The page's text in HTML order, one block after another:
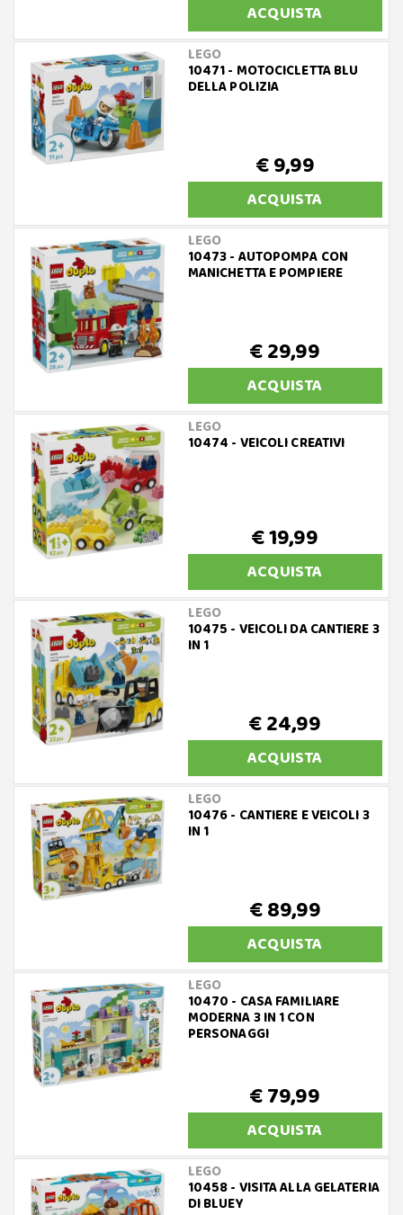
ACQUISTA
LEGO
10471 - MOTOCICLETTA BLU
DELLA POLIZIA
€ 9,99
ACQUISTA
LEGO
10473 - AUTOPOMPA CON
MANICHETTA E POMPIERE
€ 29,99
ACQUISTA
LEGO
10474 - VEICOLI CREATIVI
€ 19,99
ACQUISTA
LEGO
10475 - VEICOLI DA CANTIERE 3
IN 1
€ 24,99
ACQUISTA
LEGO
10476 - CANTIERE E VEICOLI 3
IN 1
€ 89,99
ACQUISTA
LEGO
10470 - CASA FAMILIARE
MODERNA 3 IN 1 CON
PERSONAGGI
€ 79,99
ACQUISTA
LEGO
10458 - VISITA ALLA GELATERIA
DI BLUEY